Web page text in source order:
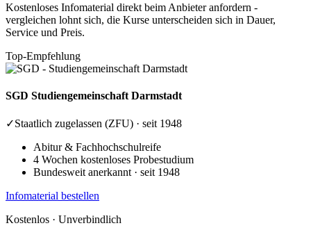
Kostenloses Infomaterial direkt beim Anbieter anfordern -
vergleichen lohnt sich, die Kurse unterscheiden sich in Dauer,
Service und Preis.
Top-Empfehlung
SGD Studiengemeinschaft Darmstadt
✓Staatlich zugelassen (ZFU) · seit 1948
Abitur & Fachhochschulreife
4 Wochen kostenloses Probestudium
Bundesweit anerkannt · seit 1948
Infomaterial bestellen
Kostenlos · Unverbindlich